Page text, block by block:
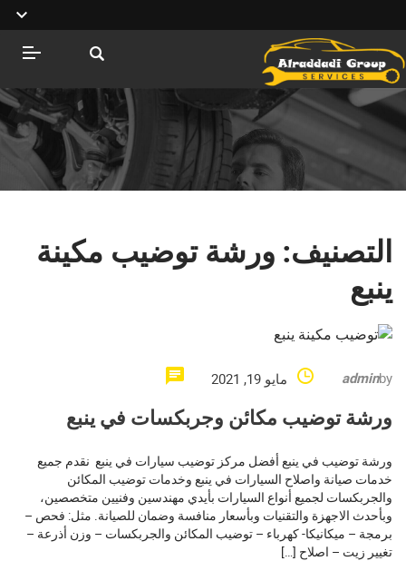
التصنيف: ورشة توضيب مكينة
ينبع
by
admin مايو 19, 2021
ورشة توضيب مكائن وجربكسات في ينبع
ورشة توضيب في ينبع أفضل مركز توضيب سيارات في ينبع نقدم جميع
خدمات صيانة واصلاح السيارات في ينبع وخدمات توضيب المكائن
والجربكسات لجميع أنواع السيارات بأيدي مهندسين وفنيين متخصصين،
وبأحدث الاجهزة والتقنيات وبأسعار منافسة وضمان للصيانة. مثل: فحص –
برمجة – ميكانيكا- كهرباء – توضيب المكائن والجربكسات – وزن أذرعة –
تغيير زيت – اصلاح […]